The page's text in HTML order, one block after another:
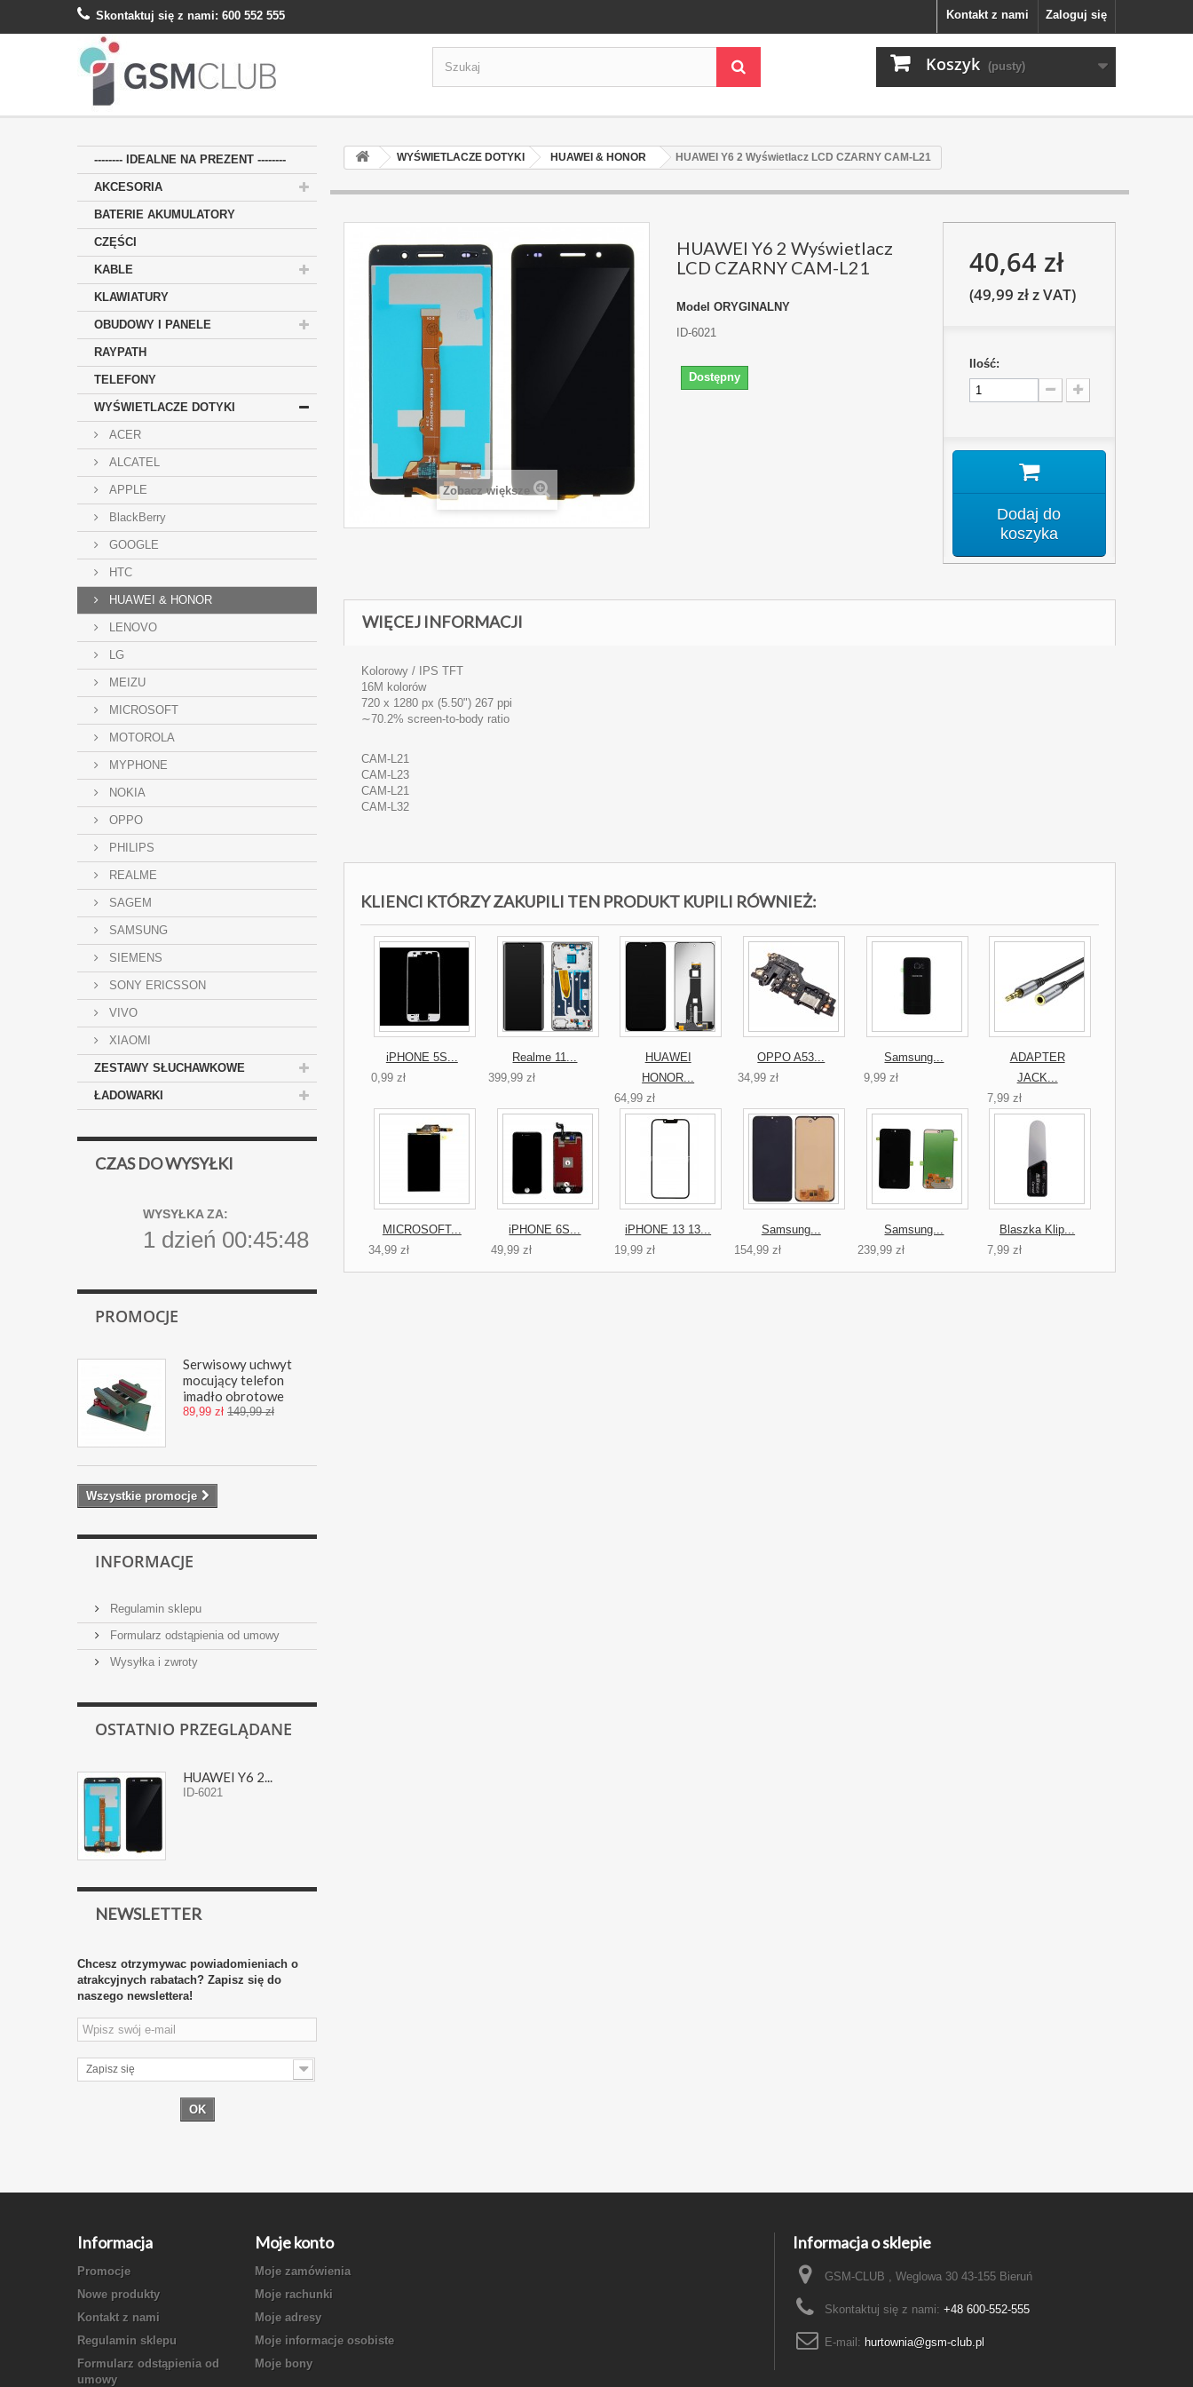
Zaloguj się
Kontakt z nami
Skontaktuj się z nami: 600 552 555
Koszyk (pusty)
-------- IDEALNE NA PREZENT --------
AKCESORIA
BATERIE AKUMULATORY
CZĘŚCI
KABLE
KLAWIATURY
OBUDOWY I PANELE
RAYPATH
TELEFONY
WYŚWIETLACZE DOTYKI
ACER
ALCATEL
APPLE
BlackBerry
GOOGLE
HTC
HUAWEI & HONOR
LENOVO
LG
MEIZU
MICROSOFT
MOTOROLA
MYPHONE
NOKIA
OPPO
PHILIPS
REALME
SAGEM
SAMSUNG
SIEMENS
SONY ERICSSON
VIVO
XIAOMI
ZESTAWY SŁUCHAWKOWE
ŁADOWARKI
CZAS DO WYSYŁKI
WYSYŁKA ZA:
1 dzień 00:45:47
PROMOCJE
Serwisowy uchwyt
mocujący telefon
imadło obrotowe
89,99 zł 149,99 zł
Wszystkie promocje
INFORMACJE
Regulamin sklepu
Formularz odstąpienia od umowy
Wysyłka i zwroty
OSTATNIO PRZEGLĄDANE
HUAWEI Y6 2...
ID-6021
NEWSLETTER
Chcesz otrzymywac powiadomieniach o
atrakcyjnych rabatach? Zapisz się do
naszego newslettera!
Zapisz się
OK
WYŚWIETLACZE DOTYKI HUAWEI & HONOR HUAWEI Y6 2 Wyświetlacz LCD CZARNY CAM-L21
Zobacz większe
HUAWEI Y6 2 Wyświetlacz
LCD CZARNY CAM-L21
Model ORYGINALNY
ID-6021
Dostępny
40,64 zł
(49,99 zł z VAT)
Ilość:
Dodaj do
koszyka
WIĘCEJ INFORMACJI
Kolorowy / IPS TFT
16M kolorów
720 x 1280 px (5.50") 267 ppi
∼70.2% screen-to-body ratio
CAM-L21
CAM-L23
CAM-L21
CAM-L32
KLIENCI KTÓRZY ZAKUPILI TEN PRODUKT KUPILI RÓWNIEŻ:
iPHONE 5S...
0,99 zł
Realme 11...
399,99 zł
HUAWEI
HONOR...
64,99 zł
OPPO A53...
34,99 zł
Samsung...
9,99 zł
ADAPTER
JACK...
7,99 zł
MICROSOFT...
34,99 zł
iPHONE 6S...
49,99 zł
iPHONE 13 13...
19,99 zł
Samsung...
154,99 zł
Samsung...
239,99 zł
Blaszka Klip...
7,99 zł
Informacja
Promocje
Nowe produkty
Kontakt z nami
Regulamin sklepu
Formularz odstąpienia od
umowy
Moje konto
Moje zamówienia
Moje rachunki
Moje adresy
Moje informacje osobiste
Moje bony
Informacja o sklepie
GSM-CLUB , Weglowa 30 43-155 Bieruń
Skontaktuj się z nami: +48 600-552-555
E-mail: hurtownia@gsm-club.pl